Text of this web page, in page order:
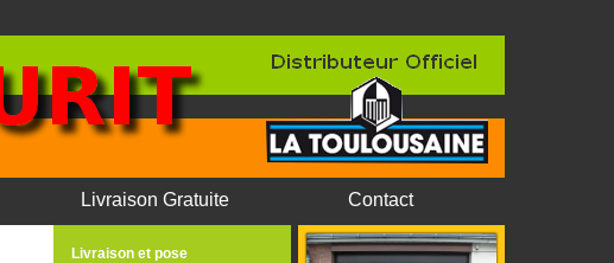
Livraison Gratuite Contact
Livraison et pose